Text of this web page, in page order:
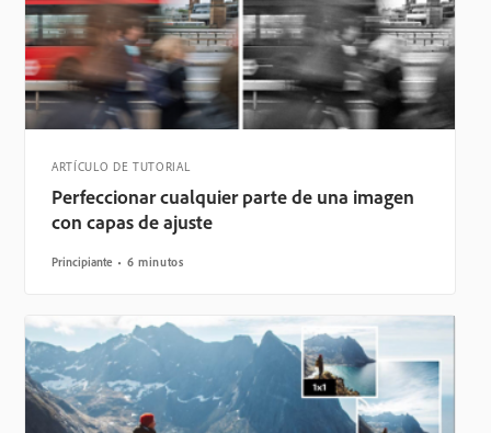
ARTÍCULO DE TUTORIAL
Perfeccionar cualquier parte de una imagen
con capas de ajuste
Principiante 6 minutos